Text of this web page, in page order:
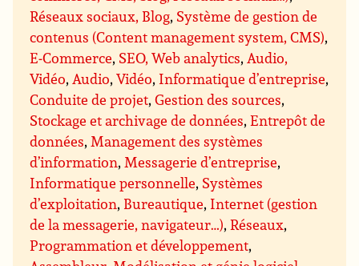
Réseaux sociaux, Blog, Système de gestion de
contenus (Content management system, CMS),
E-Commerce, SEO, Web analytics, Audio,
Vidéo, Audio,Vidéo, Informatique d’entreprise,
Conduite de projet,Gestion des sources,
Stockage et archivage de données,Entrepôt de
données, Management des systèmes
d’information, Messagerie d’entreprise,
Informatique personnelle, Systèmes
d’exploitation, Bureautique, Internet (gestion
de la messagerie, navigateur…),Réseaux,
Programmation et développement,